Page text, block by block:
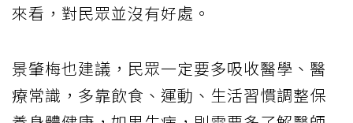
來看，對民眾並沒有好處。
景肇梅也建議，民眾一定要多吸收醫學、醫
療常識，多靠飲食、運動、生活習慣調整保